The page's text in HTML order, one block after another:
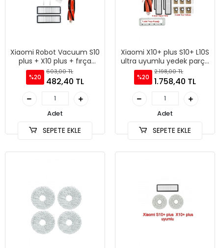
Xiaomi Robot Vacuum S10
plus + X10 plus + fırça
filtre yedek
%20
603,00 TL
482,40 TL
Adet
SEPETE EKLE
Xiaomi X10+ plus S10+ L10S
ultra uyumlu yedek parça
seti
%20
2.198,00 TL
1.758,40 TL
Adet
SEPETE EKLE